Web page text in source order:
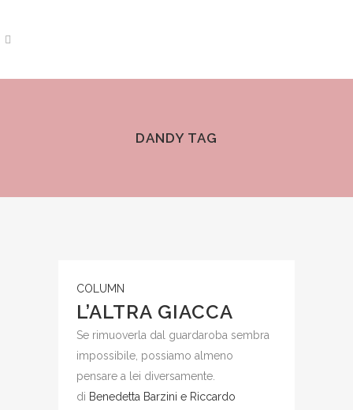
DANDY TAG
COLUMN
L’ALTRA GIACCA
Se rimuoverla dal guardaroba sembra
impossibile, possiamo almeno
pensare a lei diversamente.
di Benedetta Barzini e Riccardo